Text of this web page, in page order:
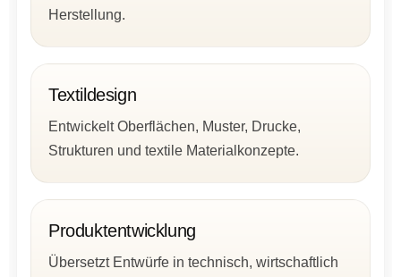
Herstellung.
Textildesign
Entwickelt Oberflächen, Muster, Drucke,
Strukturen und textile Materialkonzepte.
Produktentwicklung
Übersetzt Entwürfe in technisch, wirtschaftlich